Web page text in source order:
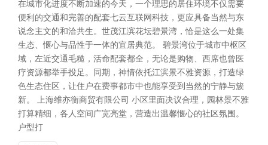
在城市化进度不断加速的今天，一个理思的居住环境不仅需要
便利的交通和完善的配套七云互联网科技，更应具备当然与东
说念主文的和洽共生。世茂江滨花坛碧景湾，恰是这么一处集
生态、惬心与品性于一体的宜居典范。 碧景湾位于城市中枢区
域，左近交通毛糙，活命配套都全，无论是购物、西席也曾医
疗资源都举手投足。同期，神情依托江滨景不雅资源，打造绿
色生态住区，让住户在费事都市中也能享受到当然的宁静与簇
新。 上海维亦衡商贸有限公司 小区里面决议合理，园林景不雅
打算精细，各人空间广宽亮堂，营造出温馨惬心的社区氛围。
户型打